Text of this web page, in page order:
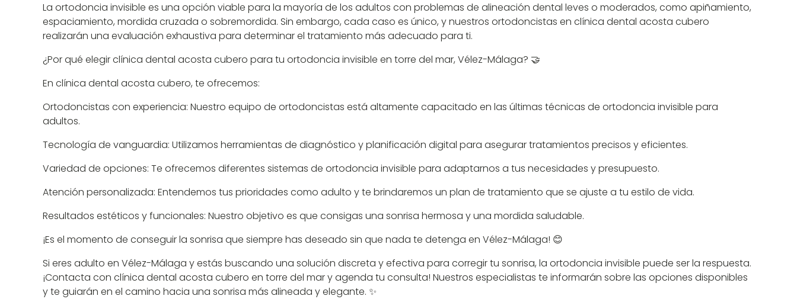
La ortodoncia invisible es una opción viable para la mayoría de los adultos con problemas de alineación dental leves o moderados, como apiñamiento,
espaciamiento, mordida cruzada o sobremordida. Sin embargo, cada caso es único, y nuestros ortodoncistas en clínica dental acosta cubero
realizarán una evaluación exhaustiva para determinar el tratamiento más adecuado para ti.
¿Por qué elegir clínica dental acosta cubero para tu ortodoncia invisible en torre del mar, Vélez-Málaga? 🤝
En clínica dental acosta cubero, te ofrecemos:
Ortodoncistas con experiencia: Nuestro equipo de ortodoncistas está altamente capacitado en las últimas técnicas de ortodoncia invisible para
adultos.
Tecnología de vanguardia: Utilizamos herramientas de diagnóstico y planificación digital para asegurar tratamientos precisos y eficientes.
Variedad de opciones: Te ofrecemos diferentes sistemas de ortodoncia invisible para adaptarnos a tus necesidades y presupuesto.
Atención personalizada: Entendemos tus prioridades como adulto y te brindaremos un plan de tratamiento que se ajuste a tu estilo de vida.
Resultados estéticos y funcionales: Nuestro objetivo es que consigas una sonrisa hermosa y una mordida saludable.
¡Es el momento de conseguir la sonrisa que siempre has deseado sin que nada te detenga en Vélez-Málaga! 😊
Si eres adulto en Vélez-Málaga y estás buscando una solución discreta y efectiva para corregir tu sonrisa, la ortodoncia invisible puede ser la respuesta.
¡Contacta con clínica dental acosta cubero en torre del mar y agenda tu consulta! Nuestros especialistas te informarán sobre las opciones disponibles
y te guiarán en el camino hacia una sonrisa más alineada y elegante. ✨